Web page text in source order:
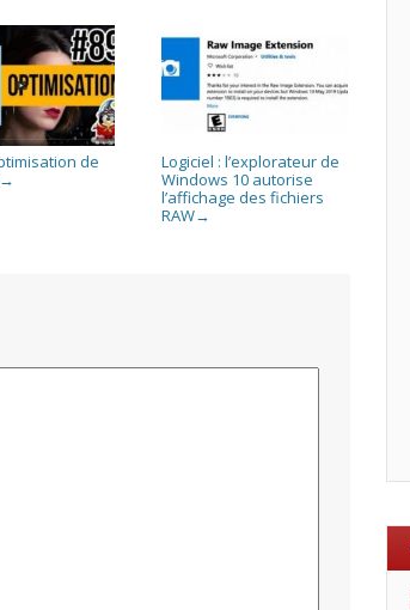
de
→
Logiciel : l’explorateur de
Windows 10 autorise
l’affichage des fichiers
RAW→